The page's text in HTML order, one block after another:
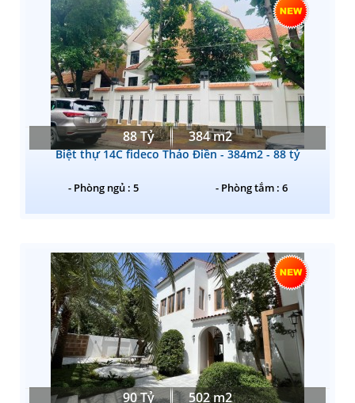
88 Tỷ 384 m2
Biệt thự 14C fideco Thảo Điền - 384m2 - 88 tỷ
- Phòng ngủ : 5 - Phòng tắm : 6
90 Tỷ 502 m2